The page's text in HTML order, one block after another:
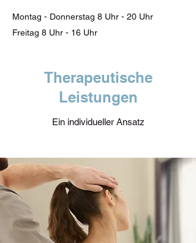
Montag - Donnerstag 8 Uhr - 20 Uhr
Freitag 8 Uhr - 16 Uhr
Therapeutische
Leistungen
Ein individueller Ansatz